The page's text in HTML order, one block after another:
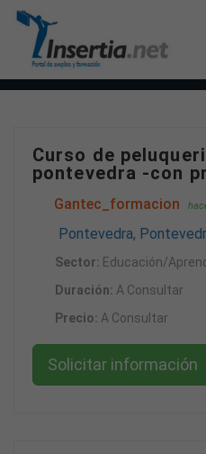
Curso de
pontevedra -con
Gantec_formacion
Pontevedra,
Sector: Educación/
Duración: A Consultar
Precio: A Consultar
Solicitar información